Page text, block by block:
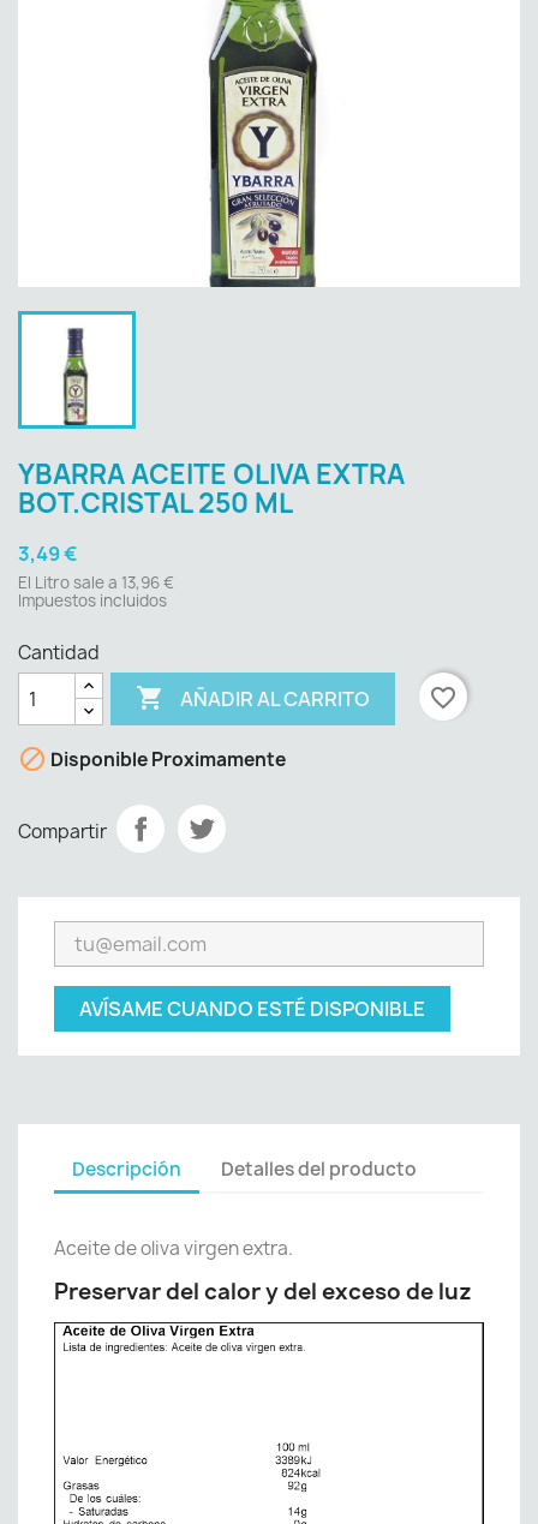
YBARRA ACEITE OLIVA EXTRA
BOT.CRISTAL 250 ML
3,49 €
El Litro sale a 13,96 €
Impuestos incluidos
Cantidad
 AÑADIR AL CARRITO favorite_border
 Disponible Proximamente
Compartir
AVÍSAME CUANDO ESTÉ DISPONIBLE
Descripción Detalles del producto
Aceite de oliva virgen extra.
Preservar del calor y del exceso de luz